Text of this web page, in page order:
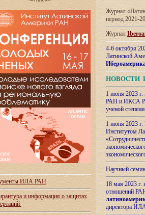
ИЛА РАН
и информация о защитах
Журнал
период 2021-
Журнал
4-6 октября
Латинской
НОВОСТИ
1 июня 2023
РАН и ИКСА
ученой
1 июня 2023
Институтом
Научный
18 мая 2023
отношений
директора